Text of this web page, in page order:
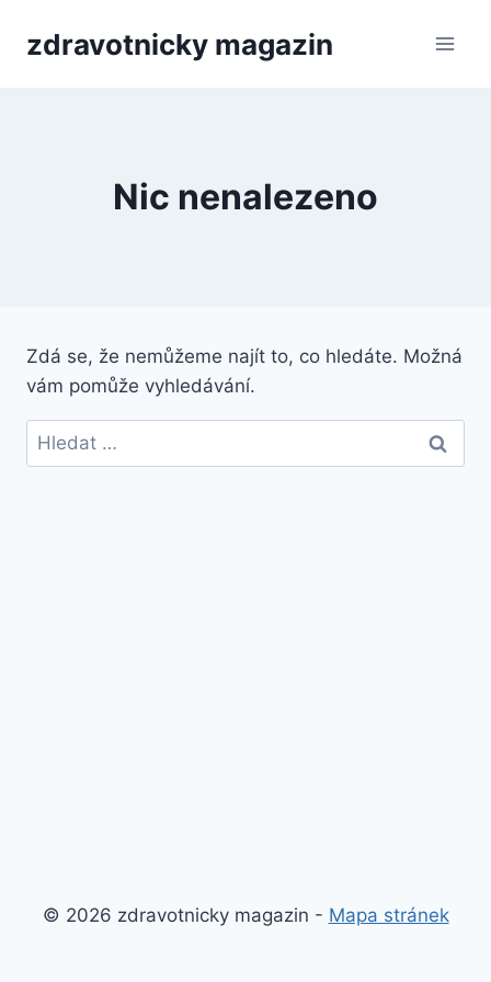
zdravotnicky magazin
Nic nenalezeno
Zdá se, že nemůžeme najít to, co hledáte. Možná
vám pomůže vyhledávání.
Vyhledávání
© 2026 zdravotnicky magazin - Mapa stránek